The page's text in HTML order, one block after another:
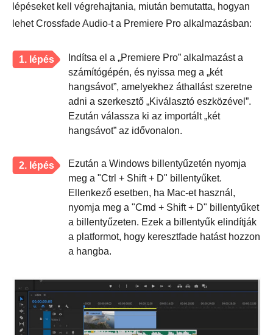
lépéseket kell végrehajtania, miután bemutatta, hogyan
lehet Crossfade Audio-t a Premiere Pro alkalmazásban:
1. lépés
Indítsa el a „Premiere Pro” alkalmazást a
számítógépén, és nyissa meg a „két
hangsávot”, amelyekhez áthallást szeretne
adni a szerkesztő „Kiválasztó eszközével”.
Ezután válassza ki az importált „két
hangsávot” az idővonalon.
2. lépés
Ezután a Windows billentyűzetén nyomja
meg a "Ctrl + Shift + D" billentyűket.
Ellenkező esetben, ha Mac-et használ,
nyomja meg a "Cmd + Shift + D" billentyűket
a billentyűzeten. Ezek a billentyűk elindítják
a platformot, hogy keresztfade hatást hozzon
a hangba.